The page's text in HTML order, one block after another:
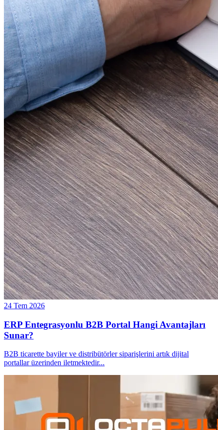
24 Tem 2026
ERP Entegrasyonlu B2B Portal Hangi Avantajları
Sunar?
B2B ticarette bayiler ve distribütörler siparişlerini artık dijital
portallar üzerinden iletmektedir...